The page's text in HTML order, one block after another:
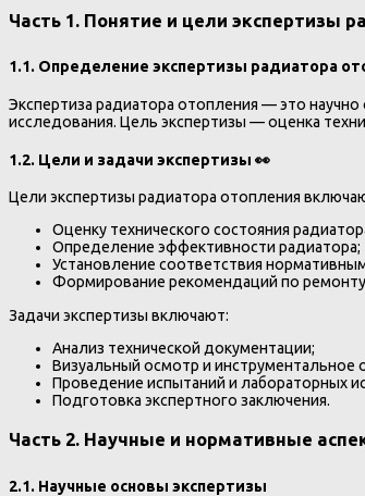
Часть 1. Понятие и цели экспертизы
1.1. Определение экспертизы радиатора
Экспертиза радиатора отопления — это
исследования. Цель экспертизы — оценка
1.2. Цели и задачи экспертизы 👀
Цели экспертизы радиатора отопления
Оценку технического состояния
Определение эффективности радиатора;
Установление соответствия
Формирование рекомендаций по
Задачи экспертизы включают:
Анализ технической документации;
Визуальный осмотр и инструментальное
Проведение испытаний и лабораторных
Подготовка экспертного заключения.
Часть 2. Научные и нормативные
2.1. Научные основы экспертизы